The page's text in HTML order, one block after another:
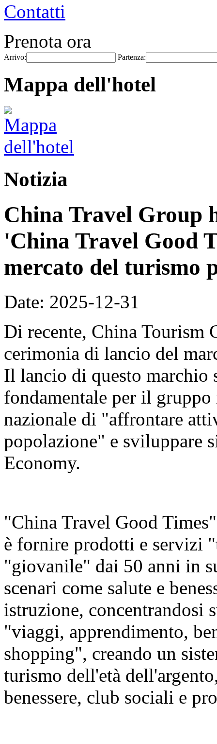
Contatti
Prenota ora
Arrivo: Partenza:
Mappa dell'hotel
Notizia
China Travel Group
'China Travel Good
mercato del turismo
Date: 2025-12-31
Di recente, China Tourism
cerimonia di lancio del
Il lancio di questo marchio
fondamentale per il
nazionale di "affrontare
popolazione" e sviluppare
Economy.
"China Travel Good
è fornire prodotti e servizi
"giovanile" dai 50 anni in
scenari come salute e
istruzione, concentrandosi
"viaggi, apprendimento,
shopping", creando un
turismo dell'età
benessere, club sociali e